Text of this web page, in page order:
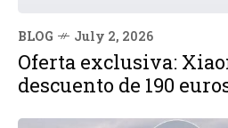
BLOG July 2, 2026
Oferta exclusiva:
descuento de 190